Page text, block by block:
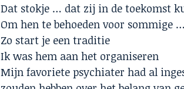
Dat stokje … dat zij in de toekomst
Om hen te behoeden voor sommige
Zo start je een traditie
Ik was hem aan het organiseren
Mijn favoriete psychiater had al